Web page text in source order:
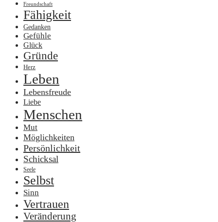
Freundschaft
Fähigkeit
Gedanken
Gefühle
Glück
Gründe
Herz
Leben
Lebensfreude
Liebe
Menschen
Mut
Möglichkeiten
Persönlichkeit
Schicksal
Seele
Selbst
Sinn
Vertrauen
Veränderung